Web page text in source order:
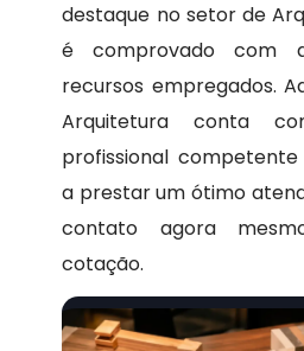
destaque no setor de
é comprovado com
recursos empregados.
Arquitetura conta
profissional
a prestar um ótimo
contato agora
cotação.